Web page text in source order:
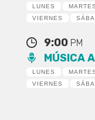
LUNES MARTES
VIERNES
9:00 PM
MÚSICA
LUNES MARTES
VIERNES